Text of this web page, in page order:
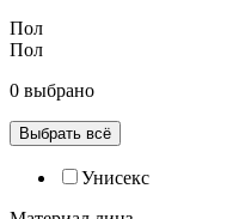
Пол
Пол
0 выбрано
Выбрать всё
Унисекс